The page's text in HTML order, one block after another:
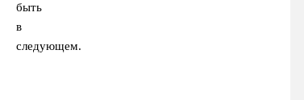
быть
в
следующем.